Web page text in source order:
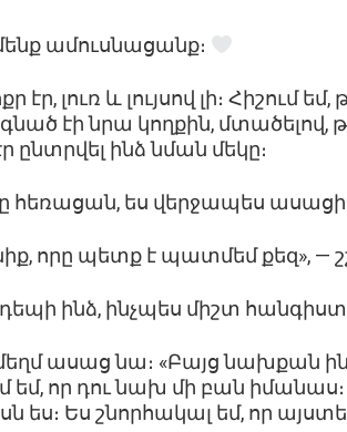
ամուսնացանք։
լուռ և լույսով լի։ Հիշում եմ,
էի նրա կողքին, մտածելով,
ընտրվել ինձ նման մեկը։
հեռացան, ես վերջապես
որը պետք է պատմեմ քեզ», —
ինձ, ինչպես միշտ
մեղմ ասաց նա։ «Բայց նախքան
եմ, որ դու նախ մի բան իմանաս։
Ես շնորհակալ եմ, որ